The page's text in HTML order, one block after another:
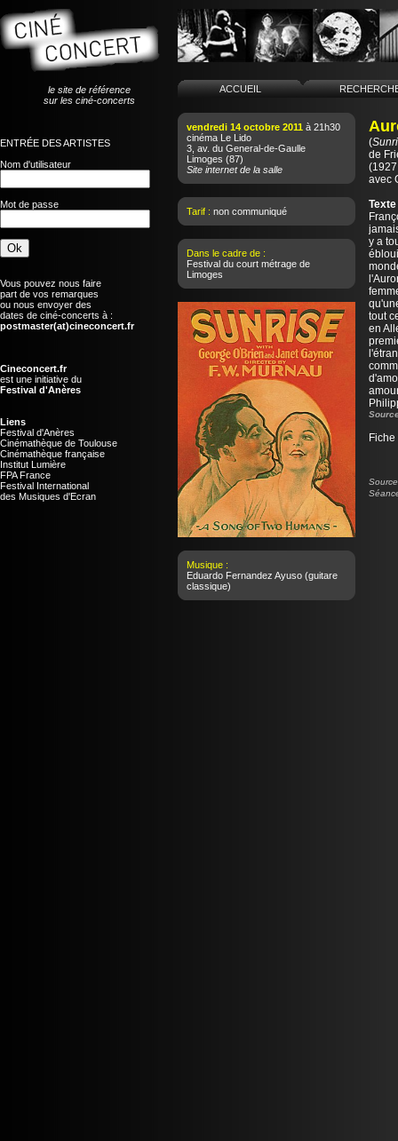
le site de référence
sur les ciné-concerts
ENTRÉE DES ARTISTES
Nom d'utilisateur
Mot de passe
Vous pouvez nous faire
part de vos remarques
ou nous envoyer des
dates de ciné-concerts à :
postmaster(at)cineconcert.fr
Cineconcert.fr
est une initiative du
Festival d'Anères
Liens
Festival d'Anères
Cinémathèque de Toulouse
Cinémathèque française
Institut Lumière
FPA France
Festival International
des Musiques d'Ecran
ACCUEIL
vendredi 14 octobre 2011 à 21h30
cinéma Le Lido
3, av. du General-de-Gaulle
Limoges (87)
Site internet de la salle
Tarif : non communiqué
Dans le cadre de :
Festival du court métrage de
Limoges
Musique :
Eduardo Fernandez Ayuso (guitare
classique)
(
de
avec
y a
tout
en